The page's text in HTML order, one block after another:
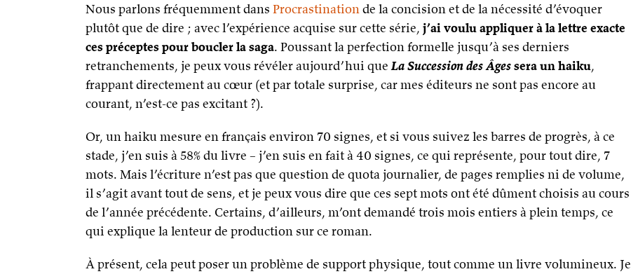
Nous parlons fréquemment dans Procrastinationde la concision et de la nécessité d’évoquer
plutôt que de dire ; avec l’expérience acquise sur cette série, j’ai voulu appliquer à la lettre exacte
ces préceptes pour boucler la saga. Poussant la perfection formelle jusqu’à ses derniers
retranchements, je peux vous révéler aujourd’hui queLa Succession des Âgessera un haiku,
frappant directement au cœur (et par totale surprise, car mes éditeurs ne sont pas encore au
courant, n’est-ce pas excitant ?).
Or, un haiku mesure en français environ 70 signes, et si vous suivez les barres de progrès, à ce
stade, j’en suis à 58% du livre – j’en suis en fait à 40 signes, ce qui représente, pour tout dire, 7
mots. Mais l’écriture n’est pas que question de quota journalier, de pages remplies ni de volume,
il s’agit avant tout de sens, et je peux vous dire que ces sept mots ont été dûment choisis au cours
de l’année précédente. Certains, d’ailleurs, m’ont demandé trois mois entiers à plein temps, ce
qui explique la lenteur de production sur ce roman.
À présent, cela peut poser un problème de support physique, tout comme un livre volumineux. Je